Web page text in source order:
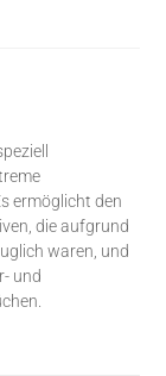
ermöglicht den
die aufgrund
waren, und
und